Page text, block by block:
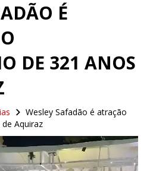
É
DE 321 ANOS
Wesley Safadão é atração
Aquiraz